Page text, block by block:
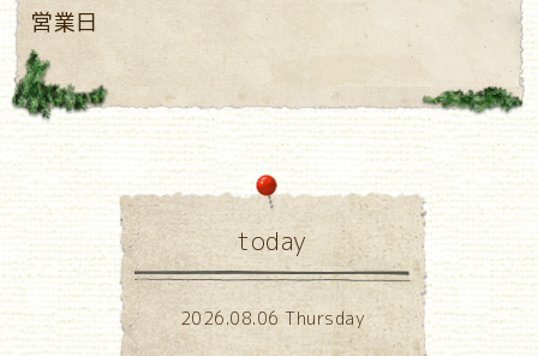
営業日
today
2026.08.06 Thursday